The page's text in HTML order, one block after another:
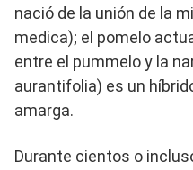
nació de la unión de la
medica); el pomelo
entre el pummelo y la
aurantifolia) es un
amarga.
Durante cientos o